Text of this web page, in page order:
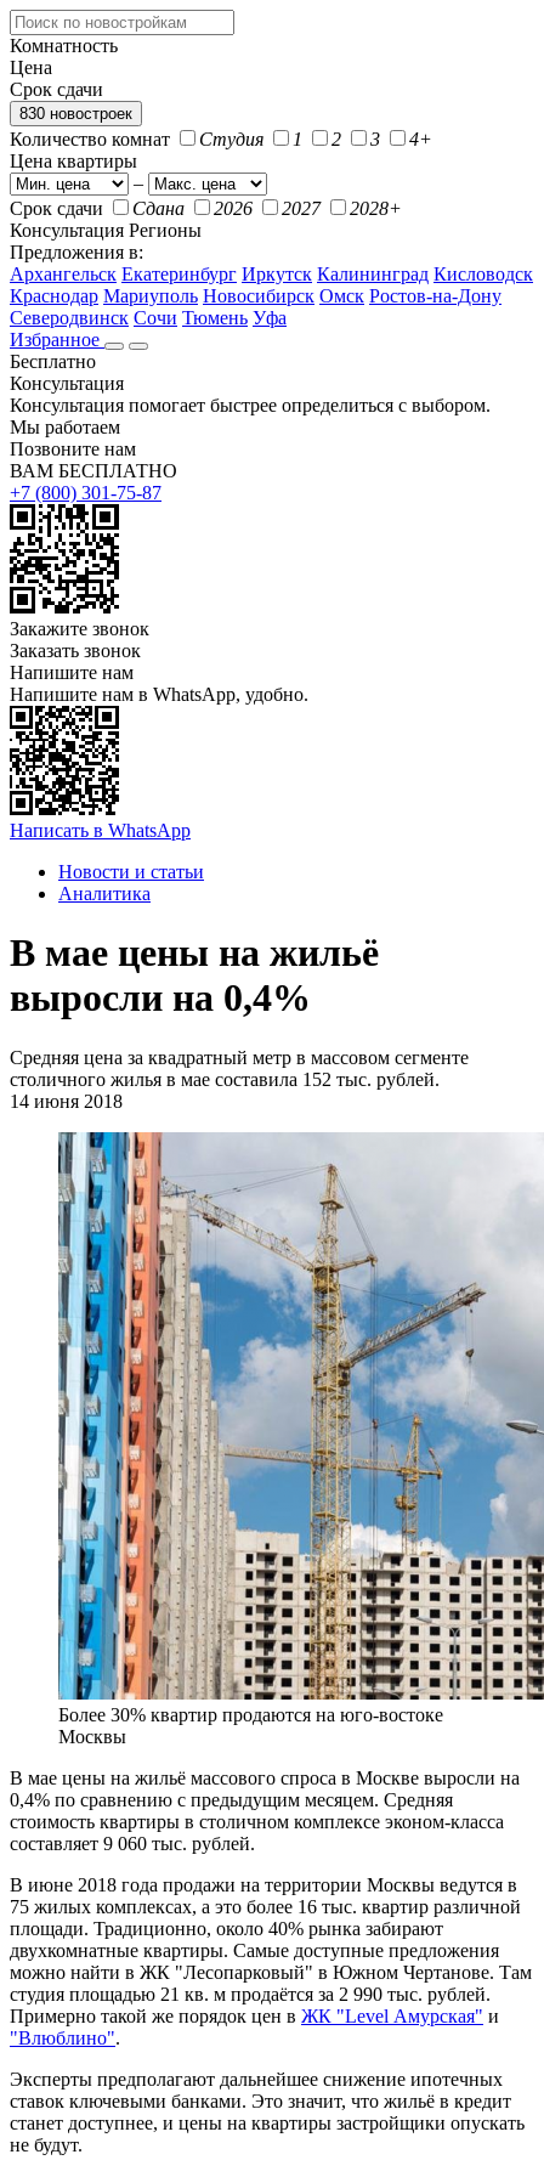
Комнатность
Цена
Срок сдачи
830 новостроек
Количество комнат Студия 1 2 3
4+
Цена квартиры
–
Срок сдачи
Сдана 2026 2027
2028+
Консультация Регионы
Предложения в:
Архангельск Екатеринбург Иркутск Калининград Кисловодск
Краснодар Мариуполь Новосибирск Омск Ростов-на-Дону
Северодвинск Сочи Тюмень Уфа
Избранное
Бесплатно
Консультация
Консультация помогает быстрее определиться с выбором.
Мы работаем
Позвоните нам
ВАМ БЕСПЛАТНО
+7 (800) 301-75-87
Закажите звонок
Заказать звонок
Напишите нам
Напишите нам в WhatsApp, удобно.
Написать в WhatsApp
Новости и статьи
Аналитика
В мае цены на жильё
выросли на 0,4%
Средняя цена за квадратный метр в массовом сегменте
столичного жилья в мае составила 152 тыс. рублей.
14 июня 2018
Более 30% квартир продаются на юго-востоке
Москвы
В мае цены на жильё массового спроса в Москве выросли на
0,4% по сравнению с предыдущим месяцем. Средняя
стоимость квартиры в столичном комплексе эконом-класса
составляет 9 060 тыс. рублей.
В июне 2018 года продажи на территории Москвы ведутся в
75 жилых комплексах, а это более 16 тыс. квартир различной
площади. Традиционно, около 40% рынка забирают
двухкомнатные квартиры. Самые доступные предложения
можно найти в ЖК "Лесопарковый" в Южном Чертанове. Там
студия площадью 21 кв. м продаётся за 2 990 тыс. рублей.
Примерно такой же порядок цен в ЖК "Level Амурская" и
"Влюблино".
Эксперты предполагают дальнейшее снижение ипотечных
ставок ключевыми банками. Это значит, что жильё в кредит
станет доступнее, и цены на квартиры застройщики опускать
не будут.